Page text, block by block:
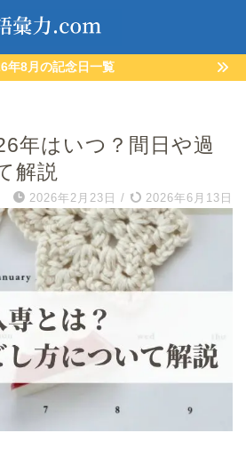
年8月の記念日一覧
年はいつ？間日や過
解説
2026年2月23日 / 2026年6月13日